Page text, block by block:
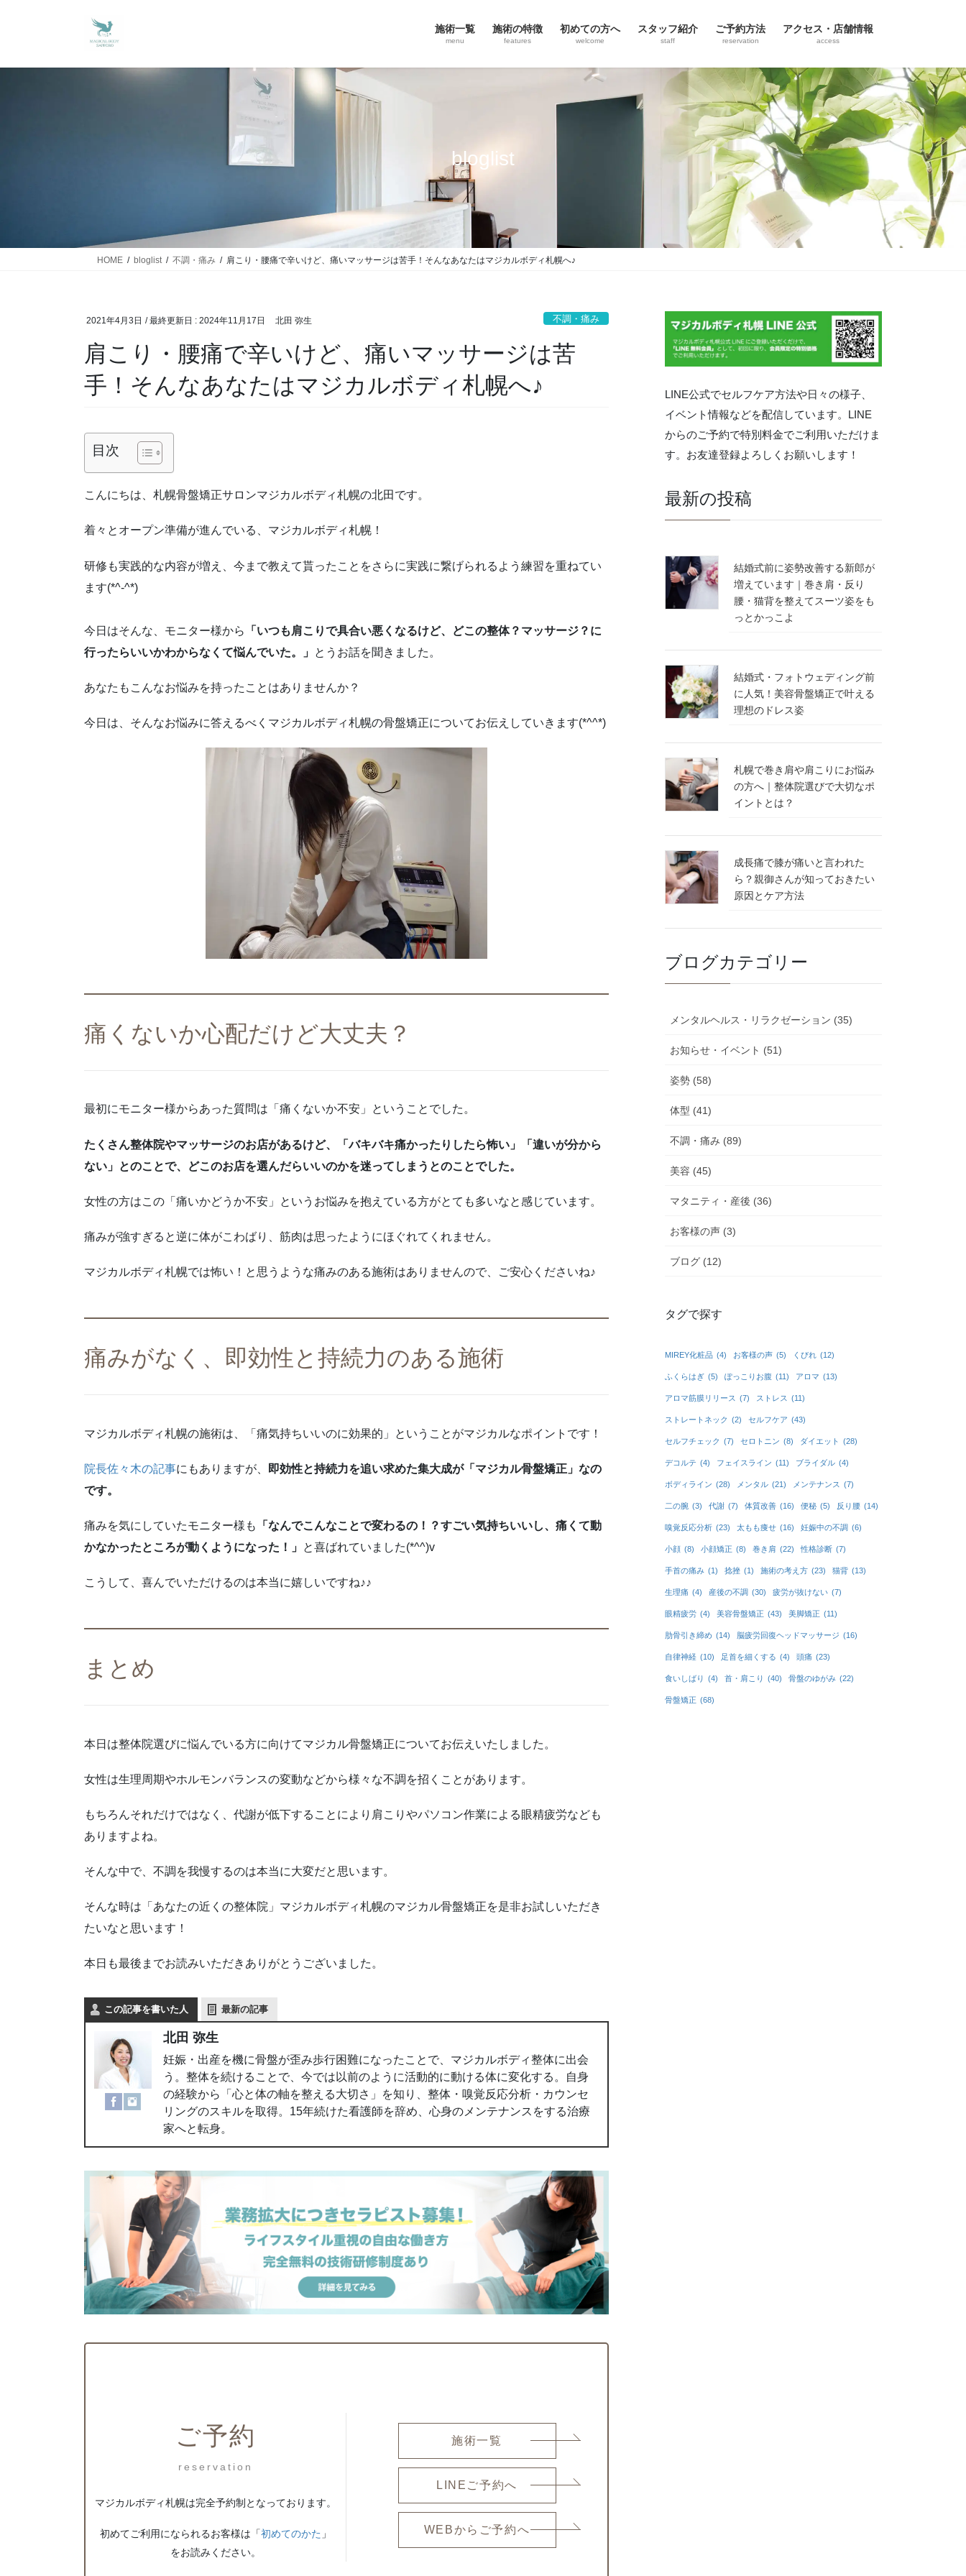
施術一覧
menu
施術の特徴
features
初めての方へ
welcome
スタッフ紹介
staff
ご予約方法
reservation
アクセス・店舗情報
access
bloglist
HOME bloglist 不調・痛み 肩こり・腰痛で辛いけど、痛いマッサージは苦手！そんなあなたはマジカルボディ札幌へ♪
2021年4月3日 / 最終更新日 : 2024年11月17日 北田 弥生 不調・痛み
肩こり・腰痛で辛いけど、痛いマッサージは苦
手！そんなあなたはマジカルボディ札幌へ♪
目次
こんにちは、札幌骨盤矯正サロンマジカルボディ札幌の北田です。
着々とオープン準備が進んでいる、マジカルボディ札幌！
研修も実践的な内容が増え、今まで教えて貰ったことをさらに実践に繋げられるよう練習を重ねてい
ます(*^-^*)
今日はそんな、モニター様から
「いつも肩こりで具合い悪くなるけど、どこの整体？マッサージ？に
行ったらいいかわからなくて悩んでいた。」 とうお話を聞きました。
あなたもこんなお悩みを持ったことはありませんか？
今日は、そんなお悩みに答えるべくマジカルボディ札幌の骨盤矯正についてお伝えしていきます(*^^*)
痛くないか心配だけど大丈夫？
最初にモニター様からあった質問は「痛くないか不安」ということでした。
たくさん整体院やマッサージのお店があるけど、「バキバキ痛かったりしたら怖い」「違いが分から
ない」とのことで、どこのお店を選んだらいいのかを迷ってしまうとのことでした。
女性の方はこの「痛いかどうか不安」というお悩みを抱えている方がとても多いなと感じています。
痛みが強すぎると逆に体がこわばり、筋肉は思ったようにほぐれてくれません。
マジカルボディ札幌では怖い！と思うような痛みのある施術はありませんので、ご安心くださいね♪
痛みがなく、即効性と持続力のある施術
マジカルボディ札幌の施術は、「痛気持ちいいのに効果的」ということがマジカルなポイントです！
院長佐々木の記事にもありますが、
即効性と持続力を追い求めた集大成が「マジカル骨盤矯正」なの
です。
痛みを気にしていたモニター様も
「なんでこんなことで変わるの！？すごい気持ちいいし、痛くて動
かなかったところが動くようになった！」 と喜ばれていました(*^^)v
こうして、喜んでいただけるのは本当に嬉しいですね♪♪
まとめ
本日は整体院選びに悩んでいる方に向けてマジカル骨盤矯正についてお伝えいたしました。
女性は生理周期やホルモンバランスの変動などから様々な不調を招くことがあります。
もちろんそれだけではなく、代謝が低下することにより肩こりやパソコン作業による眼精疲労なども
ありますよね。
そんな中で、不調を我慢するのは本当に大変だと思います。
そんな時は「あなたの近くの整体院」マジカルボディ札幌のマジカル骨盤矯正を是非お試しいただき
たいなと思います！
本日も最後までお読みいただきありがとうございました。
この記事を書いた人 最新の記事
北田 弥生
妊娠・出産を機に骨盤が歪み歩行困難になったことで、マジカルボディ整体に出会
う。整体を続けることで、今では以前のように活動的に動ける体に変化する。自身
の経験から「心と体の軸を整える大切さ」を知り、整体・嗅覚反応分析・カウンセ
リングのスキルを取得。15年続けた看護師を辞め、心身のメンテナンスをする治療
家へと転身。
ご予約
reservation
マジカルボディ札幌は完全予約制となっております。
初めてご利用になられるお客様は「初めてのかた 」
をお読みください。
施術一覧
LINEご予約へ
WEBからご予約へ
LINE公式でセルフケア方法や日々の様子、
イベント情報などを配信しています。LINE
からのご予約で特別料金でご利用いただけま
す。お友達登録よろしくお願いします！
最新の投稿
結婚式前に姿勢改善する新郎が
増えています｜巻き肩・反り
腰・猫背を整えてスーツ姿をも
っとかっこよ
結婚式・フォトウェディング前
に人気！美容骨盤矯正で叶える
理想のドレス姿
札幌で巻き肩や肩こりにお悩み
の方へ｜整体院選びで大切なポ
イントとは？
成長痛で膝が痛いと言われた
ら？親御さんが知っておきたい
原因とケア方法
ブログカテゴリー
メンタルヘルス・リラクゼーション (35)
お知らせ・イベント (51)
姿勢 (58)
体型 (41)
不調・痛み (89)
美容 (45)
マタニティ・産後 (36)
お客様の声 (3)
ブログ (12)
タグで探す
MIREY化粧品 (4) お客様の声 (5) くびれ (12)
ふくらはぎ (5) ぽっこりお腹 (11) アロマ (13)
アロマ筋膜リリース (7) ストレス (11)
ストレートネック (2) セルフケア (43)
セルフチェック (7) セロトニン (8) ダイエット (28)
デコルテ (4) フェイスライン (11) ブライダル (4)
ボディライン (28) メンタル (21) メンテナンス (7)
二の腕 (3) 代謝 (7) 体質改善 (16) 便秘 (5) 反り腰 (14)
嗅覚反応分析 (23) 太もも痩せ (16) 妊娠中の不調 (6)
小顔 (8) 小顔矯正 (8) 巻き肩 (22) 性格診断 (7)
手首の痛み (1) 捻挫 (1) 施術の考え方 (23) 猫背 (13)
生理痛 (4) 産後の不調 (30) 疲労が抜けない (7)
眼精疲労 (4) 美容骨盤矯正 (43) 美脚矯正 (11)
肋骨引き締め (14) 脳疲労回復ヘッドマッサージ (16)
自律神経 (10) 足首を細くする (4) 頭痛 (23)
食いしばり (4) 首・肩こり (40) 骨盤のゆがみ (22)
骨盤矯正 (68)